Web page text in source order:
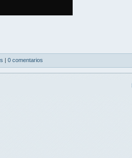
| 0 comentarios